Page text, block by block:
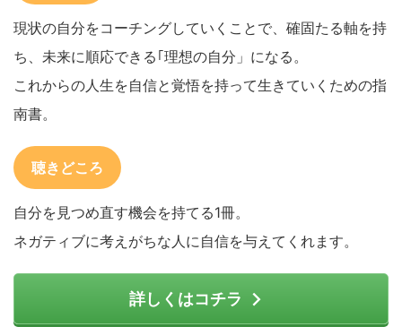
現状の自分をコーチングしていくことで、確固たる軸を持
ち、未来に順応できる｢理想の自分」になる。
これからの人生を自信と覚悟を持って生きていくための指
南書。
聴きどころ
自分を見つめ直す機会を持てる1冊。
ネガティブに考えがちな人に自信を与えてくれます。
詳しくはコチラ